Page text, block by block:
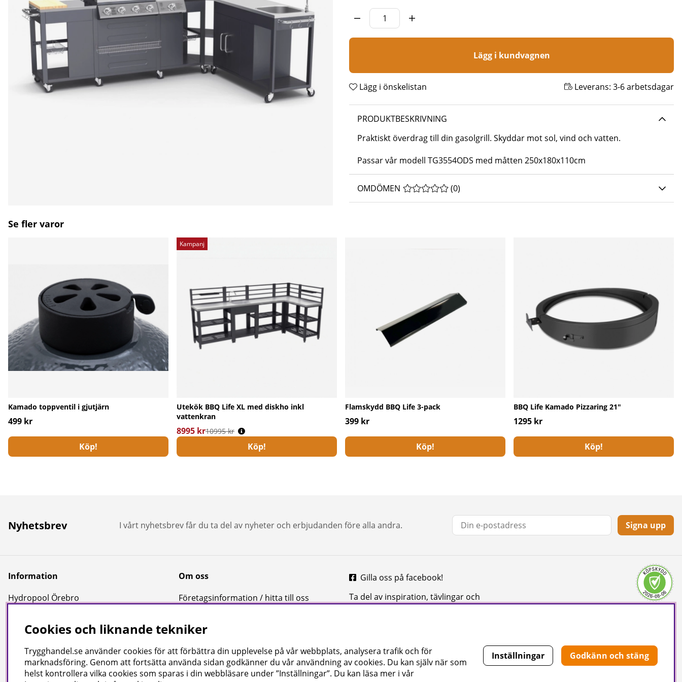
Lägg i kundvagnen
Lägg i önskelistan Leverans: 3-6 arbetsdagar
PRODUKTBESKRIVNING
Praktiskt överdrag till din gasolgrill. Skyddar mot sol, vind och vatten.
Passar vår modell TG3554ODS med måtten 250x180x110cm
OMDÖMEN MEDELBETYG 0 AV 5 ANTAL BETYG 0
(0)
Se fler varor
Kamado toppventil i gjutjärn
499 kr
Köp!
Kampanj
Utekök BBQ Life XL med diskho inkl
vattenkran
8995 kr
Ordinarie pris:
10995 kr
Köp!
Flamskydd BBQ Life 3-pack
399 kr
Köp!
BBQ Life Kamado Pizzaring 21"
1295 kr
Köp!
Nyhetsbrev I vårt nyhetsbrev får du ta del av nyheter och erbjudanden före alla andra. Signa upp
Information
Hydropool Örebro
Reportage & Guider
Köpvillkor
Integritetspolicy
Uppgifter för leverans
Om oss
Företagsinformation / hitta till oss
Gilla oss på facebook!
Ta del av inspiration, tävlingar och
mycket mer
Cookies och liknande tekniker
Trygghandel.se använder cookies för att förbättra din upplevelse på vår webbplats, analysera trafik och för
marknadsföring. Genom att fortsätta använda sidan godkänner du vår användning av cookies. Du kan själv när som
helst kontrollera vilka cookies som sparas i din webbläsare under ”Inställningar”. Du kan läsa mer i vår
Inställningar Godkänn och stäng